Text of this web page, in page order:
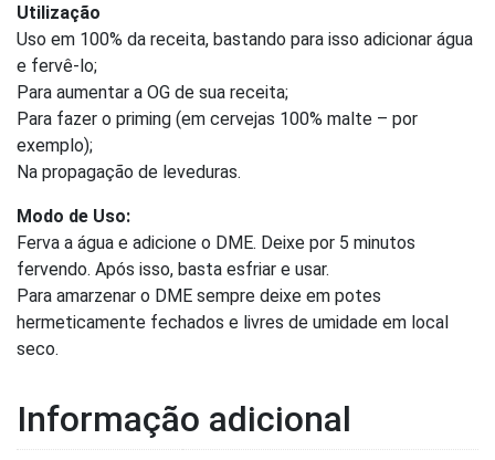
Utilização
Uso em 100% da receita, bastando para isso adicionar água
e fervê-lo;
Para aumentar a OG de sua receita;
Para fazer o priming (em cervejas 100% malte – por
exemplo);
Na propagação de leveduras.
Modo de Uso:
Ferva a água e adicione o DME. Deixe por 5 minutos
fervendo. Após isso, basta esfriar e usar.
Para amarzenar o DME sempre deixe em potes
hermeticamente fechados e livres de umidade em local
seco.
Informação adicional